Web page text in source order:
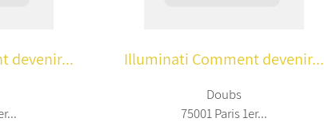
devenir... Illuminati Comment devenir...
Doubs
75001 Paris 1er...